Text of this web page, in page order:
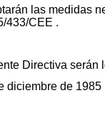
las medidas
433/CEE .
Directiva serán
diciembre de 1985